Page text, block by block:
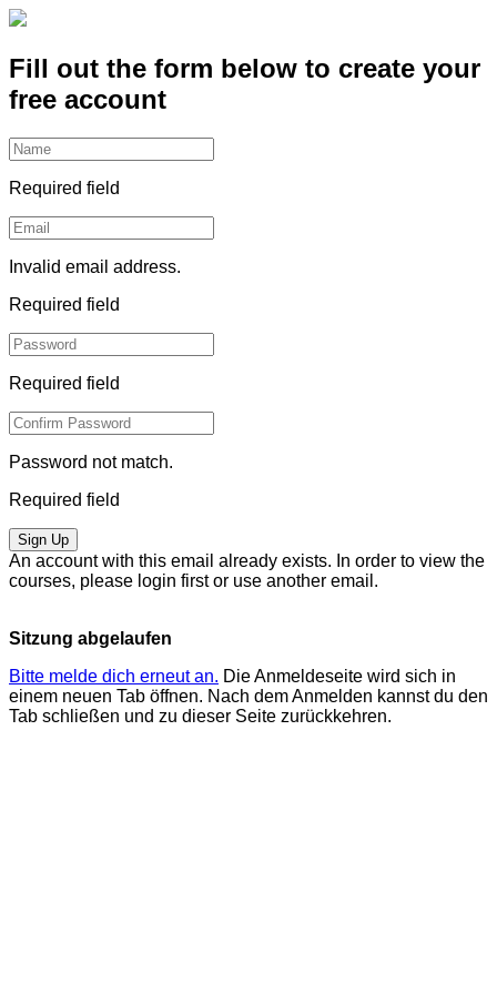
Fill out the form below to create your
free account
Required field
Invalid email address.
Required field
Required field
Password not match.
Required field
Sign Up
An account with this email already exists. In order to view the
courses, please login first or use another email.
Sitzung abgelaufen
Bitte melde dich erneut an. Die Anmeldeseite wird sich in
einem neuen Tab öffnen. Nach dem Anmelden kannst du den
Tab schließen und zu dieser Seite zurückkehren.